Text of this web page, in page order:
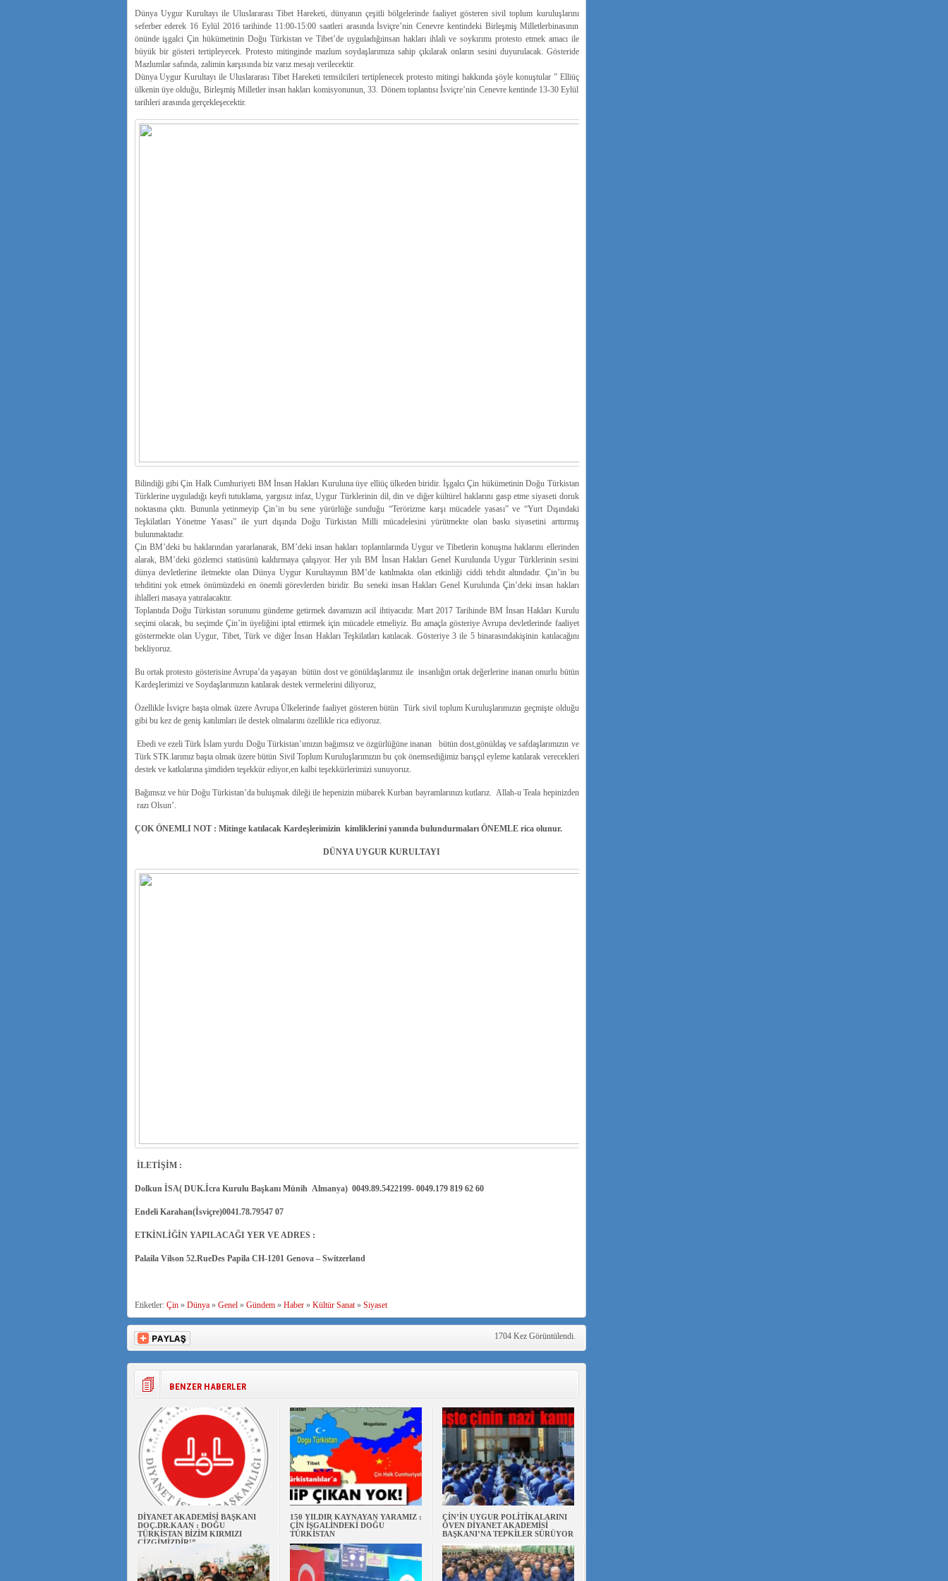
Dünya Uygur Kurultayı ile Uluslararası Tibet Hareketi, dünyanın çeşitli bölgelerinde faaliyet gösteren sivil toplum kuruluşlarını
seferber ederek 16 Eylül 2016 tarihinde 11:00-15:00 saatleri arasında İsviçre’nin Cenevre kentindeki Birleşmiş Milletlerbinasının
önünde işgalci Çin hükümetinin Doğu Türkistan ve Tibet’de uyguladığıinsan hakları ihlali ve soykırımı protesto etmek amacı ile
büyük bir gösteri tertipleyecek. Protesto mitinginde mazlum soydaşlarımıza sahip çıkılarak onların sesini duyurulacak. Gösteride
Mazlumlar safında, zalimin karşısında biz varız mesajı verilecektir.
Dünya Uygur Kurultayı ile Uluslararası Tibet Hareketi temsilcileri tertiplenecek protesto mitingi hakkında şöyle konuştular ” Elliüç
ülkenin üye olduğu, Birleşmiş Milletler insan hakları komisyonunun, 33. Dönem toplantısı İsviçre’nin Cenevre kentinde 13-30 Eylül
tarihleri arasında gerçekleşecektir.
Bilindiği gibi Çin Halk Cumhuriyeti BM İnsan Hakları Kuruluna üye elliüç ülkeden biridir. İşgalcı Çin hükümetinin Doğu Türkistan
Türklerine uyguladığı keyfi tutuklama, yargısız infaz, Uygur Türklerinin dil, din ve diğer kültürel haklarını gasp etme siyaseti doruk
noktasına çıktı. Bununla yetinmeyip Çin’in bu sene yürürlüğe sunduğu “Terörizme karşı mücadele yasası” ve “Yurt Dışındaki
Teşkilatları Yönetme Yasası” ile yurt dışında Doğu Türkistan Milli mücadelesini yürütmekte olan baskı siyasetini arttırmış
bulunmaktadır.
Çin BM’deki bu haklarından yararlanarak, BM’deki insan hakları toplantılarında Uygur ve Tibetlerin konuşma haklarını ellerinden
alarak, BM’deki gözlemci statüsünü kaldırmaya çalışıyor. Her yılı BM İnsan Hakları Genel Kurulunda Uygur Türklerinin sesini
dünya devletlerine iletmekte olan Dünya Uygur Kurultayının BM’de katılmakta olan etkinliği ciddi tehdit altındadır. Çin’in bu
tehditini yok etmek önümüzdeki en önemli görevlerden biridir. Bu seneki insan Hakları Genel Kurulunda Çin’deki insan hakları
ihlalleri masaya yatıralacaktır.
Toplantıda Doğu Türkistan sorununu gündeme getirmek davamızın acil ihtiyacıdır. Mart 2017 Tarihinde BM İnsan Hakları Kurulu
seçimi olacak, bu seçimde Çin’in üyeliğini iptal ettirmek için mücadele etmeliyiz. Bu amaçla gösteriye Avrupa devletlerinde faaliyet
göstermekte olan Uygur, Tibet, Türk ve diğer İnsan Hakları Teşkilatları katılacak. Gösteriye 3 ile 5 binarasındakişinin katılacağını
bekliyoruz.
Bu ortak protesto gösterisine Avrupa’da yaşayan bütün dost ve gönüldaşlarımız ile insanlığın ortak değerlerine inanan onurlu bütün
Kardeşlerimizi ve Soydaşlarımızın katılarak destek vermelerini diliyoruz,
Özellikle İsviçre başta olmak üzere Avrupa Ülkelerinde faaliyet gösteren bütün Türk sivil toplum Kuruluşlarımızın geçmişte olduğu
gibi bu kez de geniş katılımları ile destek olmalarını özellikle rica ediyoruz.
Ebedi ve ezeli Türk İslam yurdu Doğu Türkistan’ımızın bağımsız ve özgürlüğüne inanan bütün dost,gönüldaş ve safdaşlarımızın ve
Türk STK.larımız başta olmak üzere bütün Sivil Toplum Kuruluşlarımızın bu çok önemsediğimiz barışçıl eyleme katılarak verecekleri
destek ve katkılarına şimdiden teşekkür ediyor,en kalbi teşekkürlerimizi sunuyoruz.
Bağımsız ve hür Doğu Türkistan’da buluşmak dileği ile hepenizin mübarek Kurban bayramlarınızı kutlarız. Allah-u Teala hepinizden
razı Olsun’.
ÇOK ÖNEMLI NOT : Mitinge katılacak Kardeşlerimizin kimliklerini yanında bulundurmaları ÖNEMLE rica olunur.
DÜNYA UYGUR KURULTAYI
İLETİŞİM :
Dolkun İSA( DUK.İcra Kurulu Başkanı Münih Almanya) 0049.89.5422199- 0049.179 819 62 60
Endeli Karahan(İsviçre)0041.78.79547 07
ETKİNLİĞİN YAPILACAĞI YER VE ADRES :
Palaila Vilson 52.RueDes Papila CH-1201 Genova – Switzerland
Etiketler: Çin» Dünya» Genel» Gündem» Haber» Kültür Sanat» Siyaset
1704 Kez Görüntülendi.
BENZER HABERLER
DİYANET AKADEMİSİ BAŞKANI
DOÇ.DR.KAAN : DOĞU
TÜRKİSTAN BİZİM KIRMIZI
ÇİZGİMİZDİR!”
150 YILDIR KAYNAYAN YARAMIZ :
ÇİN İŞGALİNDEKİ DOĞU
TÜRKİSTAN
ÇİN’İN UYGUR POLİTİKALARINI
ÖVEN DİYANET AKADEMİSİ
BAŞKANI’NA TEPKİLER SÜRÜYOR